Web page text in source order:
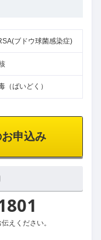
ブドウ球菌感染症)
（ばいどく）
申込み
えください。